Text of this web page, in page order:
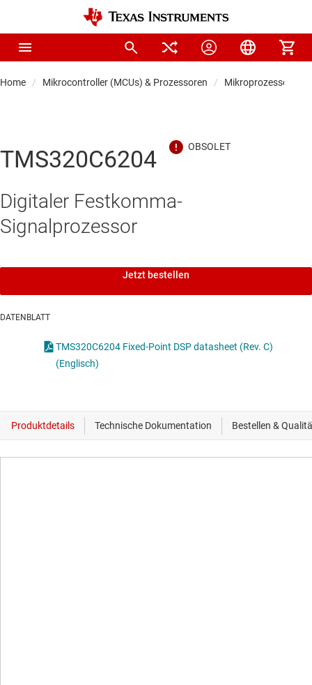
Home Mikrocontroller (MCUs) & Prozessoren Mikroprozessoren &
TMS320C6204
Digitaler Festkomma-
Signalprozessor
Jetzt bestellen
DATENBLATT
TMS320C6204 Fixed-Point DSP datasheet (Rev. C)
(Englisch)